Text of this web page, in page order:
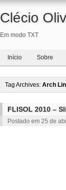
Clécio
Em modo TXT
Início Sobre
Tag Archives: Arch
FLISOL 2010 –
Postado em 25 de